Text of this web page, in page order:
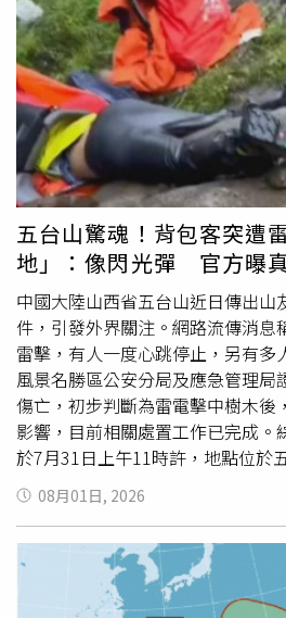
響有限。
響。到了週五至下週日，受「白海
北部及中南部降雨機率提高。週五
週六及下週日西半部降雨有進一步
降；東半部則因背風沉降效應，仍
各地也需留意強陣風。展望下週一
遠離，台灣將轉受西南風影響，西
雨或雷雨，其他地區大致維持晴朗
慎防高溫。午後因大氣不穩定，西
機率。至於颱風動態，吳德榮指出
發布的最新路徑潛勢預報顯示，第
緩慢減弱，但仍維持大型中度颱風
偏西方向前進，經過琉球附近海域
逐漸轉為西北西方向，移動速度也
之增加。此外，最新歐洲中期天氣
集模式模擬顯示，4天後各模式對
歧，主要原因在於北方高壓減弱速
進或北偏的幅度有所差異。若後續
灣的影響將相對減輕，因此未來幾
變化。
五台山驚魂！背包客突遭
地」：像閃光彈 官方曝
中國大陸山西省五台山近日傳出山
件，引發外界關注。網路流傳消息
雷擊，有人一度心跳停止，另有多
風景名勝區公安分局及應急管理局
傷亡，初步判斷為雷電擊中樹木後
影響，目前相關處置工作已完成。
於7月31日上午11時許，地點位於
時，正在周邊販售物品的村民陳
人疑似遭雷擊，隨即與另外3名村
現場後發現3人倒地，但仍能活動
受到驚嚇，臉色較為蒼白，一時無
發現，倒地山友附近有白楊樹，
08月01日, 2026